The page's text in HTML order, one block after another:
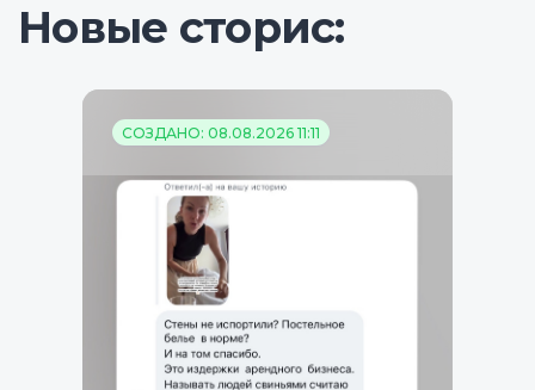
Новые сторис:
СОЗДАНО: 08.08.2026 11:11